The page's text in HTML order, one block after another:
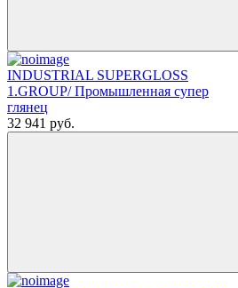
INDUSTRIAL SUPERGLOSS
1.GROUP/ Промышленная супер
глянец
32 941 руб.